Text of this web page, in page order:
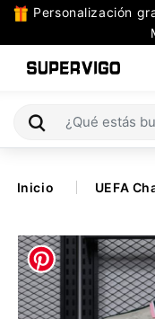
Personalización
TODAS
LAS
CATEGORIAS
La Liga
Bundesliga
Inicio UEFA